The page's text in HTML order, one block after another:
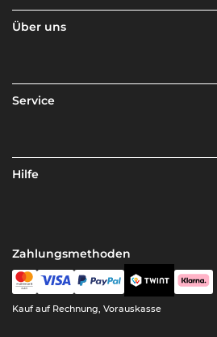
Über uns
Service
Hilfe
Zahlungsmethoden
Kauf auf Rechnung, Vorauskasse